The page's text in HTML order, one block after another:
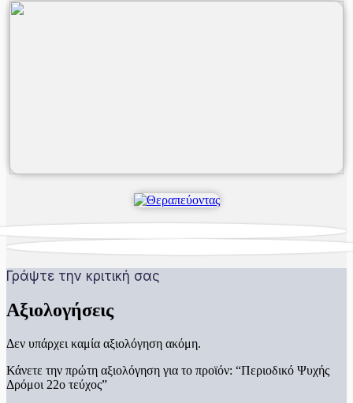
Γράψτε την κριτική σας
Αξιολογήσεις
Δεν υπάρχει καμία αξιολόγηση ακόμη.
Κάνετε την πρώτη αξιολόγηση για το προϊόν: “Περιοδικό Ψυχής
Δρόμοι 22ο τεύχος”